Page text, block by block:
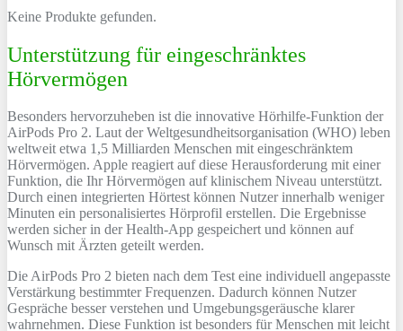
Keine Produkte gefunden.
Unterstützung für eingeschränktes
Hörvermögen
Besonders hervorzuheben ist die innovative Hörhilfe-Funktion der
AirPods Pro 2. Laut der Weltgesundheitsorganisation (WHO) leben
weltweit etwa 1,5 Milliarden Menschen mit eingeschränktem
Hörvermögen. Apple reagiert auf diese Herausforderung mit einer
Funktion, die Ihr Hörvermögen auf klinischem Niveau unterstützt.
Durch einen integrierten Hörtest können Nutzer innerhalb weniger
Minuten ein personalisiertes Hörprofil erstellen. Die Ergebnisse
werden sicher in der Health-App gespeichert und können auf
Wunsch mit Ärzten geteilt werden.
Die AirPods Pro 2 bieten nach dem Test eine individuell angepasste
Verstärkung bestimmter Frequenzen. Dadurch können Nutzer
Gespräche besser verstehen und Umgebungsgeräusche klarer
wahrnehmen. Diese Funktion ist besonders für Menschen mit leicht